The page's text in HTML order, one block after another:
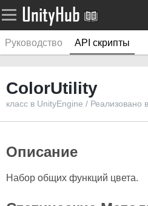
Руководство API скрипты
ColorUtility
класс в UnityEngine / Реализовано
Описание
Набор общих функций цвета.